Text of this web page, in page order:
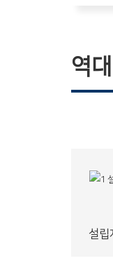
역
설립